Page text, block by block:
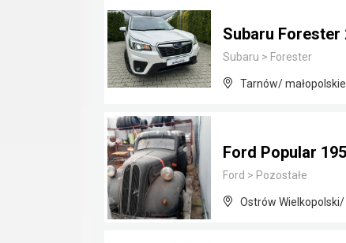
Subaru Forester
Subaru > Forester
Tarnów/ małopolskie
Ford Popular
Ford > Pozostałe
Ostrów